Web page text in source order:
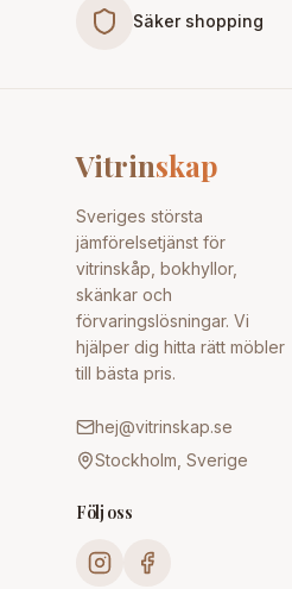
Säker shopping
Vitrinskap
Sveriges största
jämförelsetjänst för
vitrinskåp, bokhyllor,
skänkar och
förvaringslösningar. Vi
hjälper dig hitta rätt möbler
till bästa pris.
hej@vitrinskap.se
Stockholm, Sverige
Följ oss